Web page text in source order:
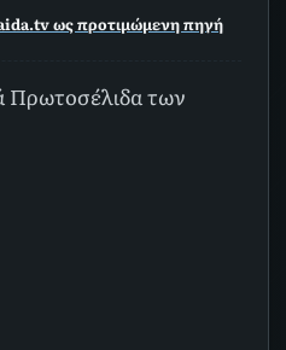
ως προτιμώμενη πηγή
Πρωτοσέλιδα των